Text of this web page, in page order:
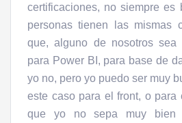
certificaciones, no siempre es
personas tienen las mismas
que, alguno de nosotros sea
para Power BI, para base de
yo no, pero yo puedo ser muy
este caso para el front, o para
que yo no sepa muy bien